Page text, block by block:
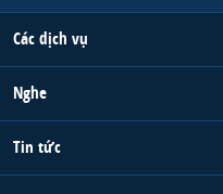
Các dịch vụ
Nghe
Tin tức